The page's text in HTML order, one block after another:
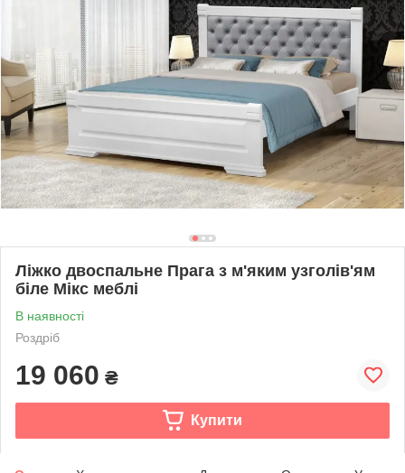
Ліжко двоспальне Прага з м'яким узголів'ям
біле Мікс меблі
В наявності
Роздріб
19 060 ₴
Купити